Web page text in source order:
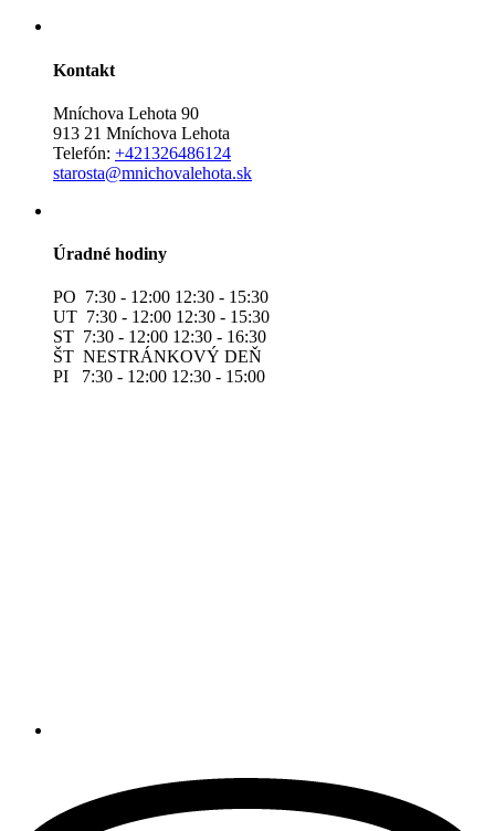
Kontakt
Mníchova Lehota 90
913 21 Mníchova Lehota
Telefón: +421326486124
starosta@mnichovalehota.sk
Úradné hodiny
PO 7:30 - 12:00 12:30 - 15:30
UT 7:30 - 12:00 12:30 - 15:30
ST 7:30 - 12:00 12:30 - 16:30
ŠT NESTRÁNKOVÝ DEŇ
PI 7:30 - 12:00 12:30 - 15:00